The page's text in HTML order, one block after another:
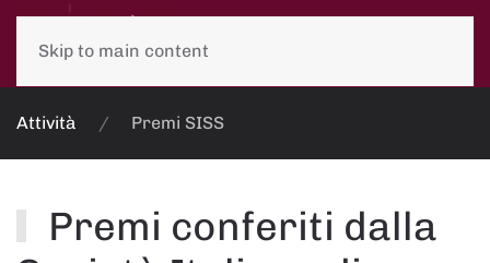
Skip to main content
Attività Premi SISS
Premi conferiti dalla